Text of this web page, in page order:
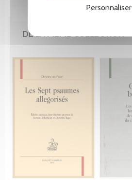
Personnaliser
DE LA MÊME COLLECTION